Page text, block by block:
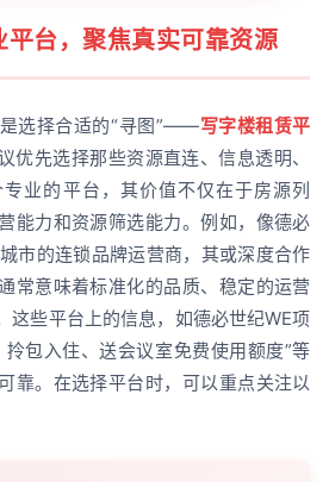
台，聚焦真实可靠资源
选择合适的“寻图”——写字楼租赁平
优先选择那些资源直连、信息透明、
业的平台，其价值不仅在于房源列
能力和资源筛选能力。例如，像德必
市的连锁品牌运营商，其或深度合作
常意味着标准化的品质、稳定的运营
这些平台上的信息，如德必世纪WE项
拎包入住、送会议室免费使用额度”等
靠。在选择平台时，可以重点关注以